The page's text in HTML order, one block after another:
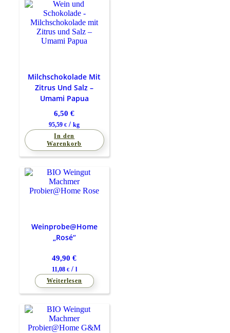
Milchschokolade Mit
Zitrus Und Salz –
Umami Papua
6,50€
95,59€ /kg
In den
Warenkorb
Weinprobe@Home
„Rosé“
49,90€
11,08 €/ l
Weiterlesen